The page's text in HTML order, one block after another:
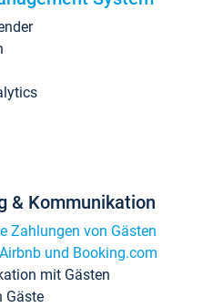
& Kommunikation
Zahlungen von Gästen
und Booking.com
mit Gästen
Gäste